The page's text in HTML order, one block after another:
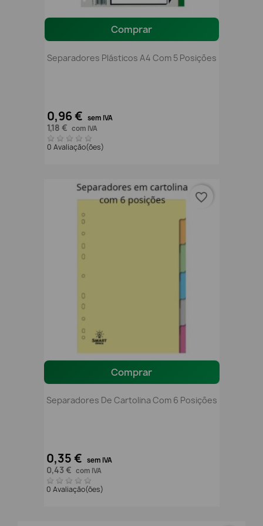
Comprar
Separadores Plásticos A4 Com 5 Posições
0,96 € sem IVA
1,18 € com IVA
0 Avaliação(ões)
Comprar
Separadores De Cartolina Com 6 Posições
0,35 € sem IVA
0,43 € com IVA
0 Avaliação(ões)
favorite_border